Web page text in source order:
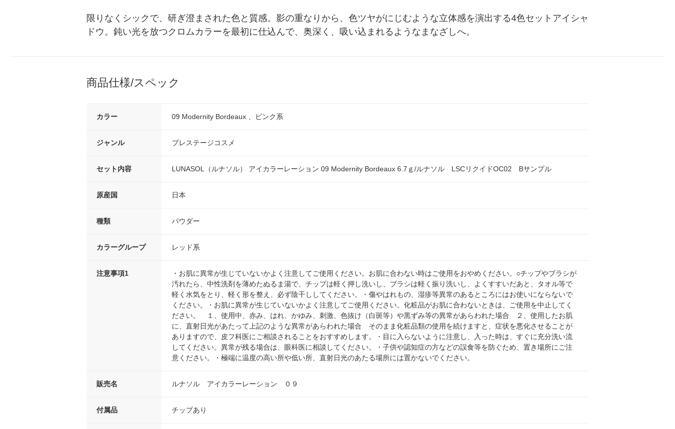
限りなくシックで、研ぎ澄まされた色と質感。影の重なりから、色ツヤがにじむような立体感を演出する4色セットアイシャ
ドウ。鈍い光を放つクロムカラーを最初に仕込んで、奥深く、吸い込まれるようなまなざしへ。
商品仕様/スペック
カラー 09 Modernity Bordeaux 、ピンク系
ジャンル プレステージコスメ
セット内容 LUNASOL（ルナソル） アイカラーレーション 09 Modernity Bordeaux 6.7ｇ/ルナソル LSCリクイドOC02 Bサンプル
原産国 日本
種類 パウダー
カラーグループ レッド系
注意事項1
・お肌に異常が生じていないかよく注意してご使用ください。お肌に合わない時はご使用をおやめください。○チップやブラシが
汚れたら、中性洗剤を薄めたぬるま湯で、チップは軽く押し洗いし、ブラシは軽く振り洗いし、よくすすいだあと、タオル等で
軽く水気をとり、軽く形を整え、必ず陰干ししてください。・傷やはれもの、湿疹等異常のあるところにはお使いにならないで
ください。・お肌に異常が生じていないかよく注意してご使用ください。化粧品がお肌に合わないときは、ご使用を中止してく
ださい。 １、使用中、赤み、はれ、かゆみ、刺激、色抜け（白斑等）や黒ずみ等の異常があらわれた場合 ２、使用したお肌
に、直射日光があたって上記のような異常があらわれた場合 そのまま化粧品類の使用を続けますと、症状を悪化させることが
ありますので、皮フ科医にご相談されることをおすすめします。・目に入らないように注意し、入った時は、すぐに充分洗い流
してください。異常が残る場合は、眼科医に相談してください。・子供や認知症の方などの誤食等を防ぐため、置き場所にご注
意ください。・極端に温度の高い所や低い所、直射日光のあたる場所には置かないでください。
販売名 ルナソル アイカラーレーション ０９
付属品 チップあり